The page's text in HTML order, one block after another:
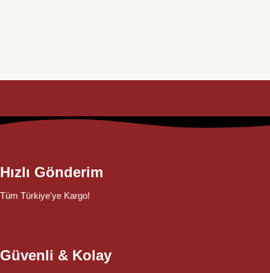
Hızlı Gönderim
Tüm Türkiye'ye Kargo!
Güvenli & Kolay